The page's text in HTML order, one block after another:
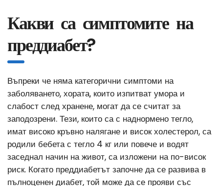
Какви са симптомите на
преддиабет?
Въпреки че няма категорични симптоми на
заболяването, хората, които изпитват умора и
слабост след хранене, могат да се считат за
заподозрени. Тези, които са с наднормено тегло,
имат високо кръвно налягане и висок холестерол, са
родили бебета с тегло 4 кг или повече и водят
заседнал начин на живот, са изложени на по-висок
риск. Когато преддиабетът започне да се развива в
пълноценен диабет, той може да се прояви със